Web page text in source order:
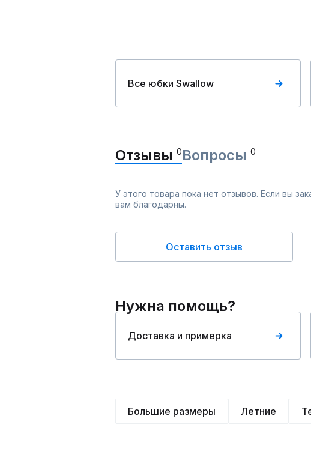
Все юбки Swallow
Отзывы 0Вопросы 0
У этого товара пока нет отзывов. Если вы
вам благодарны.
Оставить отзыв
Нужна помощь?
Доставка и примерка
Большие размеры Летние